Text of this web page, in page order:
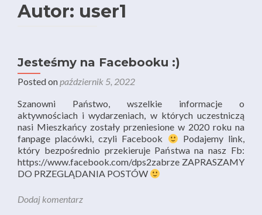
Autor: user1
Jesteśmy na Facebooku :)
Posted onpaździernik 5, 2022
Szanowni Państwo, wszelkie informacje o
aktywnościach i wydarzeniach, w których uczestniczą
nasi Mieszkańcy zostały przeniesione w 2020 roku na
fanpage placówki, czyli Facebook
Podajemy link,
który bezpośrednio przekieruje Państwa na nasz Fb:
https://www.facebook.com/dps2zabrze ZAPRASZAMY
DO PRZEGLĄDANIA POSTÓW
Dodaj komentarz